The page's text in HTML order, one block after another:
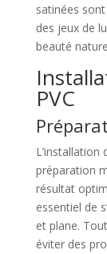
satinées
des jeux de
beauté
PVC
L’installation
préparation
résultat
essentiel de
et plane.
éviter des